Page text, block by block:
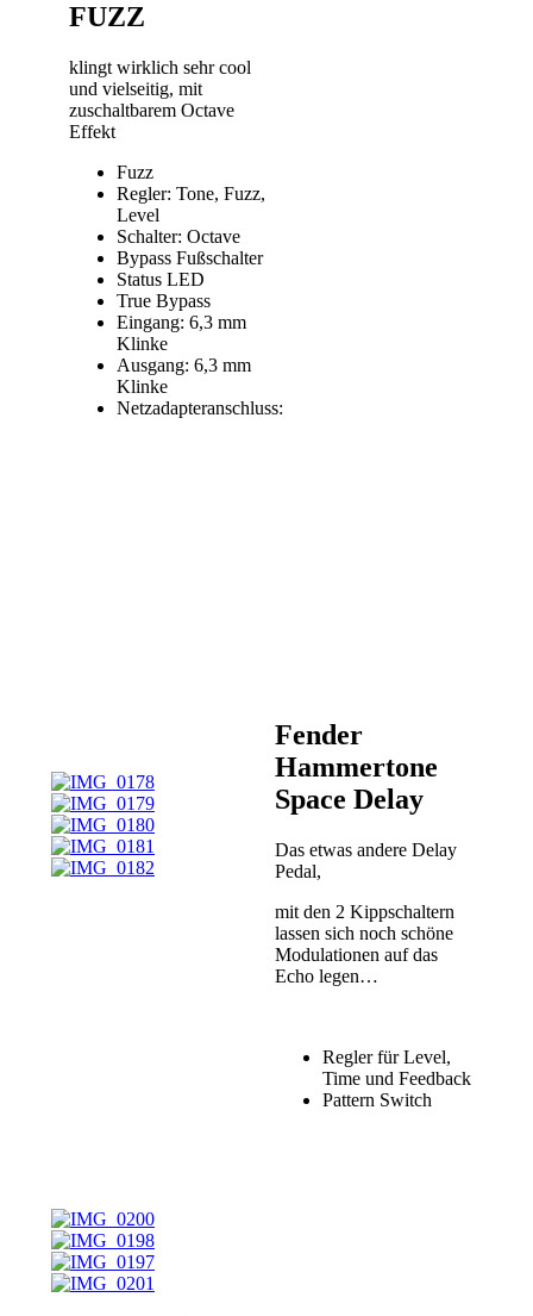
FUZZ
klingt wirklich sehr cool
und vielseitig, mit
zuschaltbarem Octave
Effekt
Fuzz
Regler: Tone, Fuzz,
Level
Schalter: Octave
Bypass Fußschalter
Status LED
True Bypass
Eingang: 6,3 mm
Klinke
Ausgang: 6,3 mm
Klinke
Netzadapteranschluss:
Fender
Hammertone
Space Delay
Das etwas andere Delay
Pedal,
mit den 2 Kippschaltern
lassen sich noch schöne
Modulationen auf das
Echo legen…
Regler für Level,
Time und Feedback
Pattern Switch